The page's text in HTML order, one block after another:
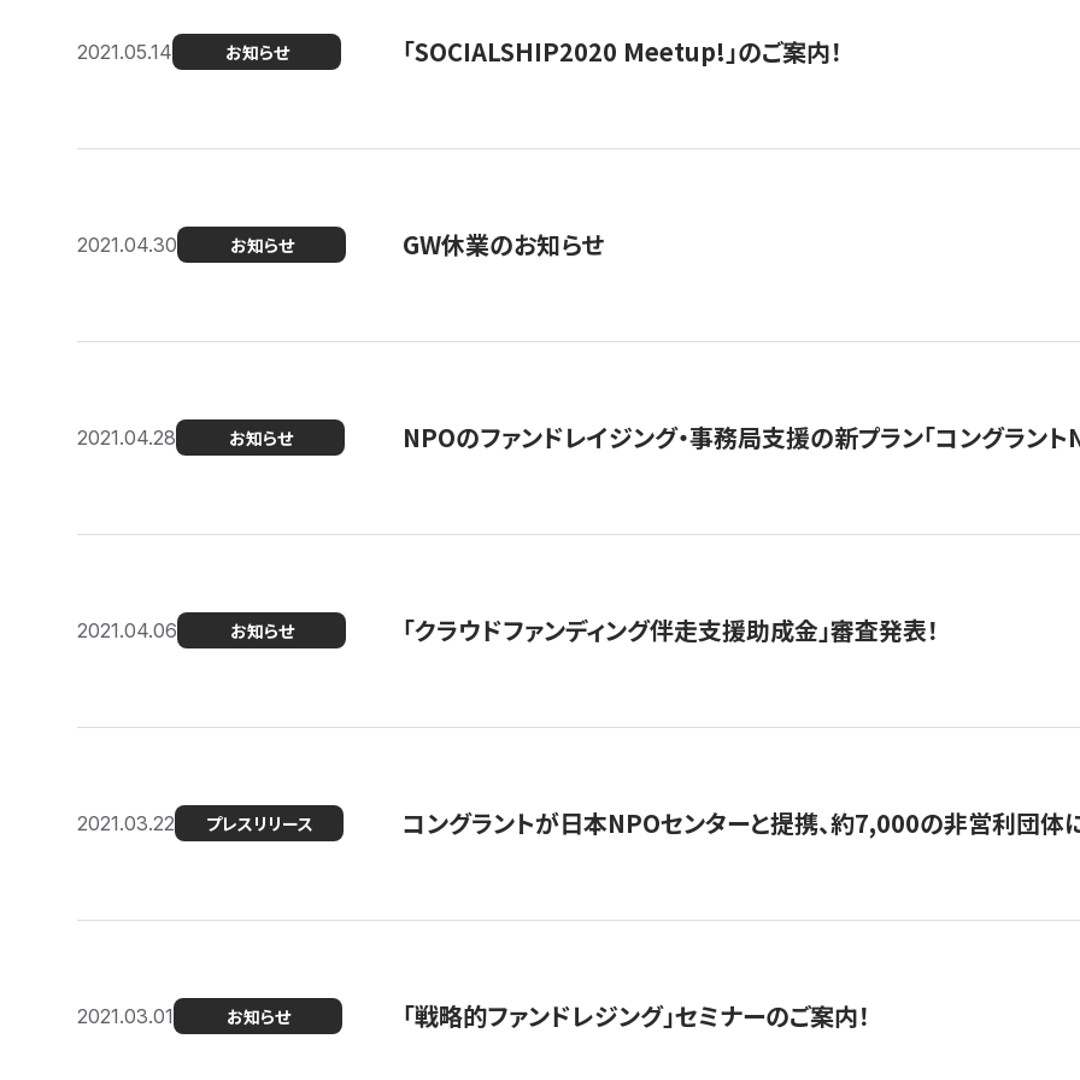
2021.05.14 お知らせ 「SOCIALSHIP2020 Meetup!」のご案内！
2021.04.30 お知らせ GW休業のお知らせ
2021.04.28 お知らせ NPOのファンドレイジング・事務局支援の新プラン「コングラント
2021.04.06 お知らせ 「クラウドファンディング伴走支援助成金」審査発表！
2021.03.22 プレスリリース コングラントが日本NPOセンターと提携、約7,000の非営利団体
2021.03.01 お知らせ 「戦略的ファンドレジング」セミナーのご案内！